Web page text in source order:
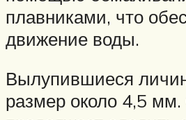
плавниками, что
движение воды.
Вылупившиеся
размер около 4,5